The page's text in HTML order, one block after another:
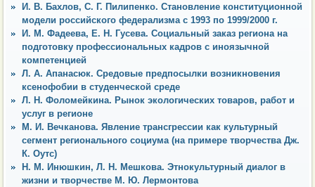
И. В. Бахлов, С. Г. Пилипенко. Становление конституционной
модели российского федерализма с 1993 по 1999/2000 г.
И. М. Фадеева, Е. Н. Гусева. Социальный заказ региона на
подготовку профессиональных кадров с иноязычной
компетенцией
Л. А. Апанасюк. Средовые предпосылки возникновения
ксенофобии в студенческой среде
Л. Н. Фоломейкина. Рынок экологических товаров, работ и
услуг в регионе
М. И. Вечканова. Явление трансгрессии как культурный
сегмент регионального социума (на примере творчества Дж.
К. Оутс)
Н. М. Инюшкин, Л. Н. Мешкова. Этнокультурный диалог в
жизни и творчестве М. Ю. Лермонтова